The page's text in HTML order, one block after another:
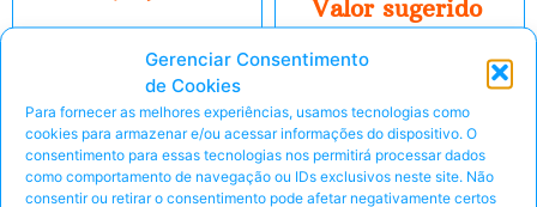
Gerenciar Consentimento
de Cookies
Para fornecer as melhores experiências, usamos tecnologias como
cookies para armazenar e/ou acessar informações do dispositivo. O
consentimento para essas tecnologias nos permitirá processar dados
como comportamento de navegação ou IDs exclusivos neste site. Não
consentir ou retirar o consentimento pode afetar negativamente certos
Eu Quero!
Peça pelo Whats'App
Valor sugerido
Eu Quero!
Peça pelo Whats'App